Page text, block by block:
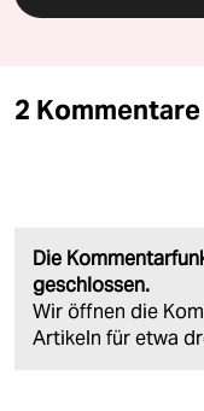
2 Kommentare
Die
geschlossen.
Wir öffnen die
Artikeln für etwa